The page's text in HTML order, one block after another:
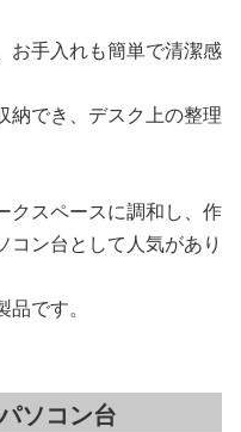
お手入れも簡単で清潔感
納でき、デスク上の整理
クスペースに調和し、作
ン台として人気があり
です。
ソコン台